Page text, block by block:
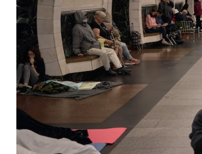
Scienza
Cultura
Economia
Sport
Media
Europa
Altrecose
Mondiali calcio 2026
PODCAST
NEWSLETTER